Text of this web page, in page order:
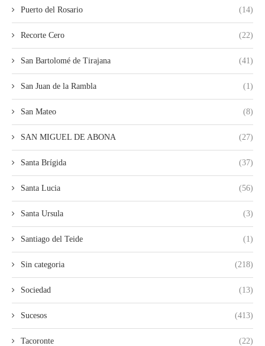
Puerto del Rosario (14)
Recorte Cero (22)
San Bartolomé de Tirajana (41)
San Juan de la Rambla (1)
San Mateo (8)
SAN MIGUEL DE ABONA (27)
Santa Brígida (37)
Santa Lucia (56)
Santa Ursula (3)
Santiago del Teide (1)
Sin categoria (218)
Sociedad (13)
Sucesos (413)
Tacoronte (22)